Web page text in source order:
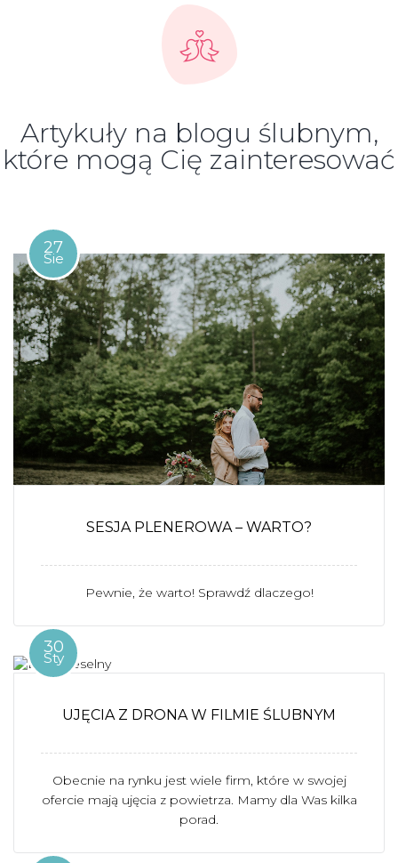
Artykuły na blogu ślubnym,
które mogą Cię zainteresować
27
Sie
SESJA PLENEROWA – WARTO?
Pewnie, że warto! Sprawdź dlaczego!
30
Sty
UJĘCIA Z DRONA W FILMIE ŚLUBNYM
Obecnie na rynku jest wiele firm, które w swojej
ofercie mają ujęcia z powietrza. Mamy dla Was kilka
porad.